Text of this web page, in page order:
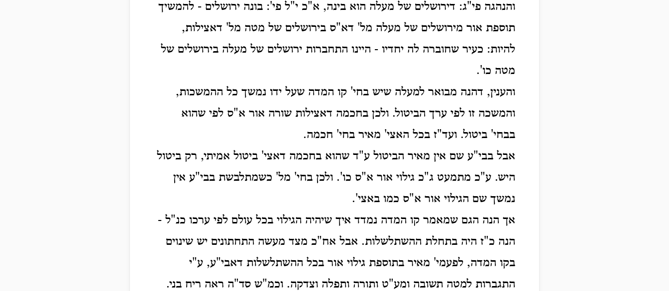
והנהגה פי"ג: דירושלים של מעלה הוא בינה, א"כ י"ל פי': בונה ירושלים - להמשיך
תוספת אור מירושלים של מעלה מל' דא"ס בירושלים של מטה מל' דאצילות,
להיות: כעיר שחוברה לה יחדיו - היינו התחברות ירושלים של מעלה בירושלים של
מטה כו'.
והענין, דהנה מבואר למעלה שיש בחי' קו המדה שעל ידו נמשך כל ההמשכות,
והמשכה זו לפי ערך הביטול. ולכן בחכמה דאצילות שורה אור א"ס לפי שהוא
בבחי' ביטול. ועד"ז בכל האצי' מאיר בחי' חכמה.
אבל בבי"ע שם אין מאיר הביטול ע"ד שהוא בחכמה דאצי' ביטול אמיתי, רק ביטול
היש. ע"כ מתמעט ג"כ גילוי אור א"ס כו'. ולכן בחי' מל' כשמתלבשת בבי"ע אין
נמשך שם הגילוי אור א"ס כמו באצי'.
אך הנה הגם שמאמר קו המדה נמדד איך שיהיה הגילוי בכל עולם לפי ערכו כנ"ל -
הנה כ"ז היה בתחלת ההשתלשלות. אבל אח"כ מצד מעשה התחתונים יש שינוים
בקו המדה, לפעמי' מאיר בתוספת גילוי אור בכל ההשתלשלות דאבי"ע, ע"י
התגברות למטה תשובה ומע"ט ותורה ותפלה וצדקה. וכמ"ש סד"ה ראה ריח בני.